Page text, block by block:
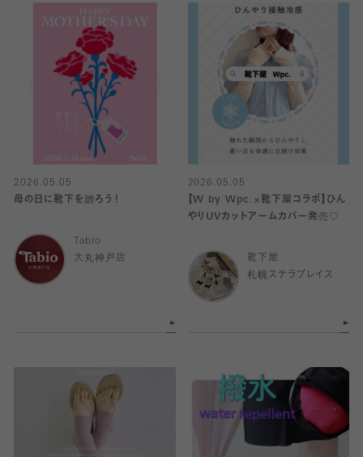
2026.05.05
母の日に靴下を贈ろう！
Tabio
大丸神戸店
2026.05.05
【W by Wpc.×靴下屋コラボ】ひん
やりUVカットアームカバー発売♡
靴下屋
札幌ステラプレイス